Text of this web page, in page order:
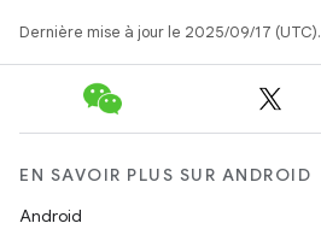
Dernière mise à jour le 2025/09/17 (UTC).
EN SAVOIR PLUS SUR ANDROID
Android